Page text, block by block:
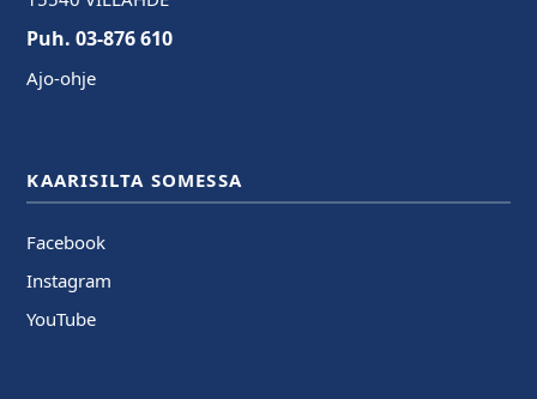
Puh. 03-876 610
Ajo-ohje
KAARISILTA SOMESSA
Facebook
Instagram
YouTube